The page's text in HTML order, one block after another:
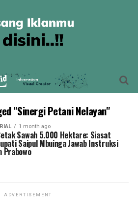
"Sinergi Petani Nelayan"
1 month ago
Sawah 5.000 Hektare: Siasat
Saipul Mbuinga Jawab Instruksi
Prabowo
ADVERTISEMENT